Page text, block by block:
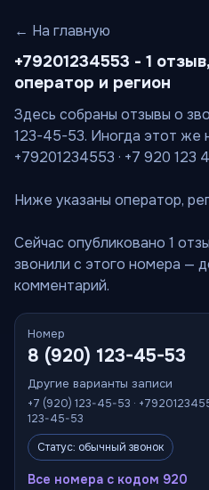
← На главную
+79201234553 - 1
оператор и регион
Здесь собраны отзывы о
123-45-53. Иногда этот же
+79201234553 · +7 920 123
Ниже указаны оператор,
Сейчас опубликовано 1
звонили с этого номера —
комментарий.
Номер
8 (920) 123-45-53
Другие варианты записи
+7 (920) 123-45-53 ·
123-45-53
Статус: обычный звонок
Все номера с кодом 920